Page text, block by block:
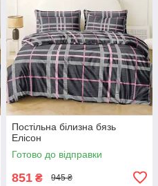
Постільна білизна бязь
Елісон
Готово до відправки
851 ₴ 945 ₴